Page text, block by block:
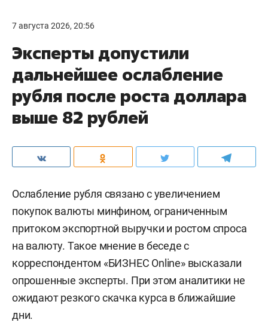
7 августа 2026, 20:56
Эксперты допустили
дальнейшее ослабление
рубля после роста доллара
выше 82 рублей
Ослабление рубля связано с увеличением
покупок валюты минфином, ограниченным
притоком экспортной выручки и ростом спроса
на валюту. Такое мнение в беседе с
корреспондентом «БИЗНЕС Online» высказали
опрошенные эксперты. При этом аналитики не
ожидают резкого скачка курса в ближайшие
дни.